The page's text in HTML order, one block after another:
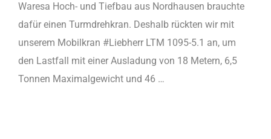
Waresa Hoch- und Tiefbau aus Nordhausen brauchte
dafür einen Turmdrehkran. Deshalb rückten wir mit
unserem Mobilkran #Liebherr LTM 1095-5.1 an, um
den Lastfall mit einer Ausladung von 18 Metern, 6,5
Tonnen Maximalgewicht und 46 …